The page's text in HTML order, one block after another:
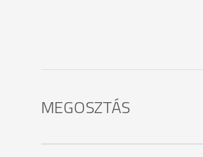
MEGOSZTÁS